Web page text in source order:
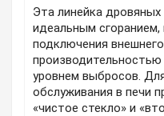
Эта линейка дровяных
идеальным
подключения
производительностью
уровнем выбросов.
обслуживания в печи
«чистое стекло» и